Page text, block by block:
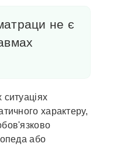
не є
характеру,
або